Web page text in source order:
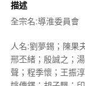
描述
全宗名:導淮委員會
人名:劉夢錫；陳果
邢丕緒；殷誠之；
聲；程季懷；王振